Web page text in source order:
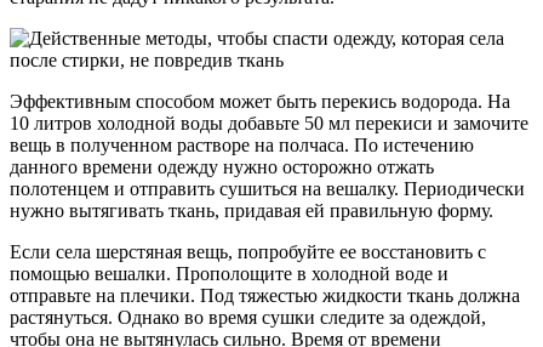
Эффективным способом может быть перекись водорода. На
10 литров холодной воды добавьте 50 мл перекиси и замочите
вещь в полученном растворе на полчаса. По истечению
данного времени одежду нужно осторожно отжать
полотенцем и отправить сушиться на вешалку. Периодически
нужно вытягивать ткань, придавая ей правильную форму.
Если села шерстяная вещь, попробуйте ее восстановить с
помощью вешалки. Прополощите в холодной воде и
отправьте на плечики. Под тяжестью жидкости ткань должна
растянуться. Однако во время сушки следите за одеждой,
чтобы она не вытянулась сильно. Время от времени